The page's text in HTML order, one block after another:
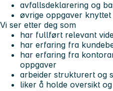
avfallsdeklarering og
øvrige oppgaver
Vi ser etter deg som
har fullført relevant
har erfaring fra
har erfaring fra
oppgaver
arbeider strukturert og
liker å holde oversikt